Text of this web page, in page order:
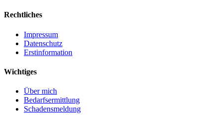
Rechtliches
Impressum
Datenschutz
Erstinformation
Wichtiges
Über mich
Bedarfsermittlung
Schadensmeldung